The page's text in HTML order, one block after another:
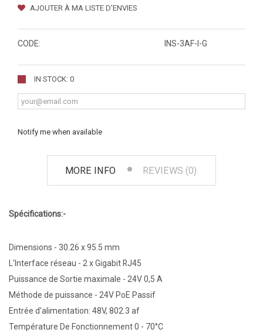
AJOUTER À MA LISTE D'ENVIES
CODE: INS-3AF-I-G
IN STOCK: 0
Notify me when available
MORE INFO REVIEWS (0)
Spécifications:-
Dimensions - 30.26 x 95.5 mm
L'Interface réseau - 2 x Gigabit RJ45
Puissance de Sortie maximale - 24V 0,5 A
Méthode de puissance - 24V PoE Passif
Entrée d'alimentation: 48V, 802.3 af
Température De Fonctionnement 0 - 70°C